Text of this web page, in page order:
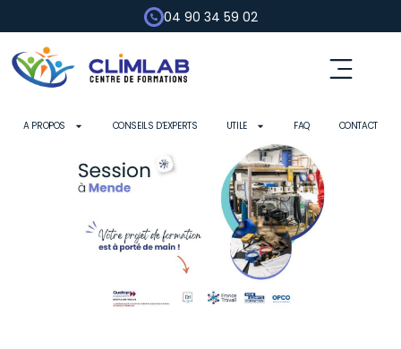
04 90 34 59 02
A PROPOS CONSEILS D’EXPERTS UTILE FAQ CONTACT